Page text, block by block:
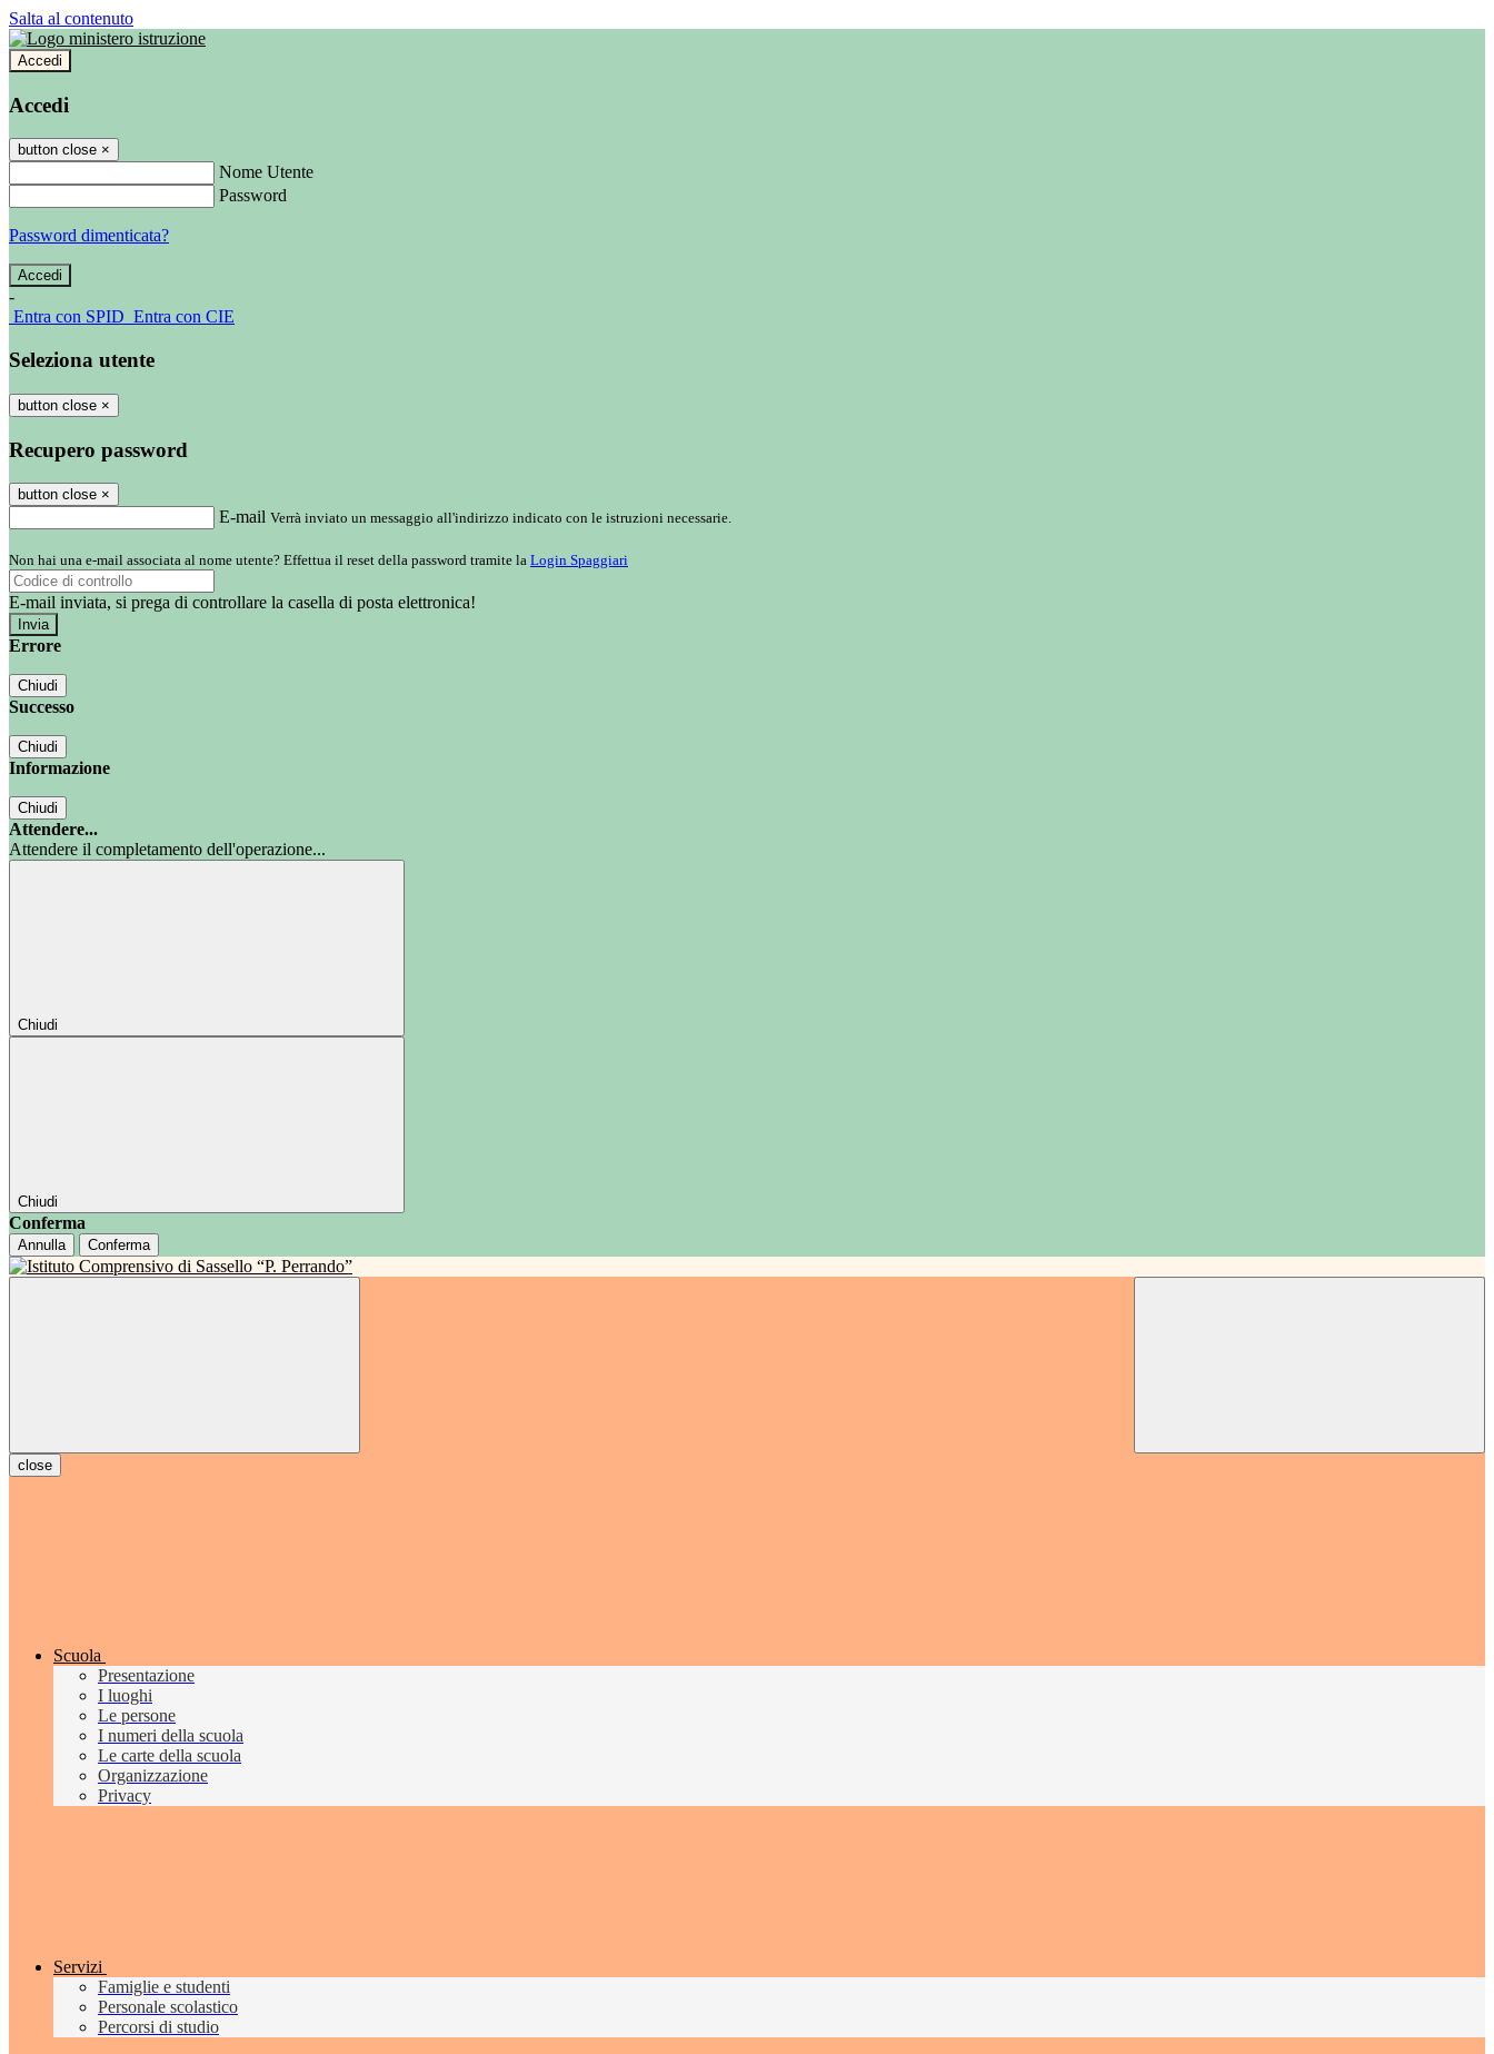
Salta al contenuto
Accedi
Accedi
button close ×
Nome Utente
Password
Password dimenticata?
-
Entra con SPID Entra con CIE
Seleziona utente
button close ×
Recupero password
button close ×
E-mail Verrà inviato un messaggio all'indirizzo indicato con le istruzioni necessarie.
Non hai una e-mail associata al nome utente? Effettua il reset della password tramite la Login Spaggiari
E-mail inviata, si prega di controllare la casella di posta elettronica!
Errore
Chiudi
Successo
Chiudi
Informazione
Chiudi
Attendere...
Attendere il completamento dell'operazione...
Chiudi
Chiudi
Conferma
Annulla Conferma
close
Scuola
Presentazione
I luoghi
Le persone
I numeri della scuola
Le carte della scuola
Organizzazione
Privacy
Servizi
Famiglie e studenti
Personale scolastico
Percorsi di studio